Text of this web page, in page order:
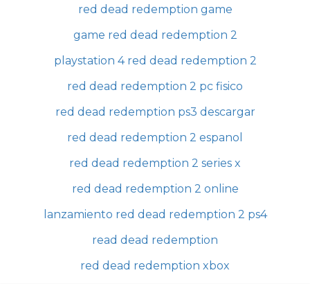
red dead redemption game
game red dead redemption 2
playstation 4 red dead redemption 2
red dead redemption 2 pc fisico
red dead redemption ps3 descargar
red dead redemption 2 espanol
red dead redemption 2 series x
red dead redemption 2 online
lanzamiento red dead redemption 2 ps4
read dead redemption
red dead redemption xbox